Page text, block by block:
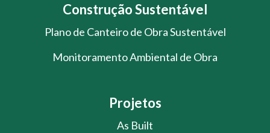
Construção Sustentável
Plano de Canteiro de Obra Sustentável
Monitoramento Ambiental de Obra
Projetos
As Built